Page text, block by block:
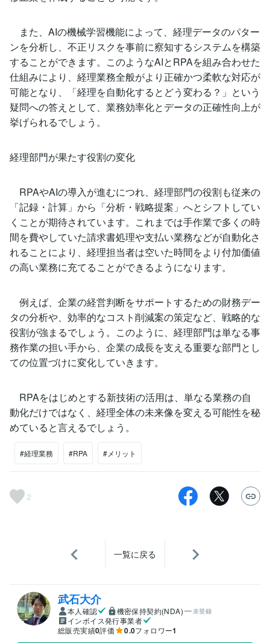
また、AIの機械学習機能によって、経理データのパター
ンを分析し、不正リスクを事前に察知するシステムを構築
することができます。このようなAIとRPAを組み合わせた
仕組みにより、経理業務全般がより正確かつ柔軟な対応が
可能となり、「経理を自動化するとどう変わる？」という
疑問への答えとして、業務効率化とデータの正確性向上が
挙げられるでしょう。
経理部門が果たす役割の変化
RPAやAIの導入が進むにつれ、経理部門の役割も従来の
「記録・計算」から「分析・戦略提案」へとシフトしてい
くことが期待されています。これまでは手作業で多くの時
間を費やしていた請求書処理や支払い業務などが自動化さ
れることにより、経理担当者は空いた時間をより付加価値
の高い業務に充てることができるようになります。
例えば、企業の経営判断をサポートするための財務デー
タの分析や、効率的なコスト削減案の策定など、戦略的な
役割が強まるでしょう。このように、経理部門は単なる事
務作業の担い手から、企業の成長を支える重要な部門とし
ての位置づけに変化していきます。
RPAをはじめとする新技術の活用は、単なる業務の自
動化だけではなく、経理全体の未来像を変える可能性を秘
めていると言えるでしょう。
#経理業務 #RPA #メリット
2
一覧に戻る
武石大介
本人確認 機密保持契約(NDA) 未登録
インボイス発行事業者
総販売実績0評価 0.0フォロワー1